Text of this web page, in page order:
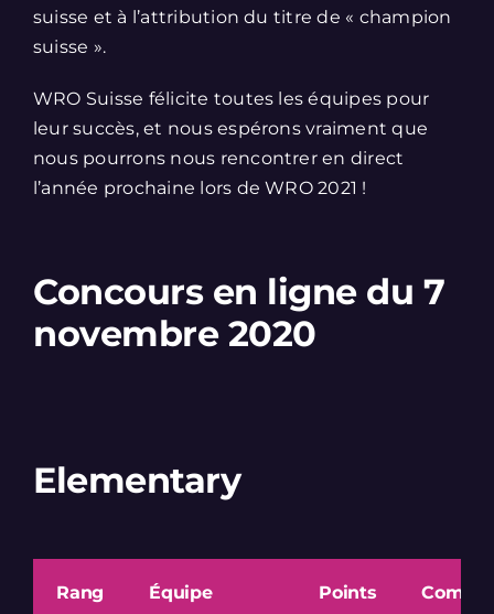
suisse et à l’attribution du titre de « champion
suisse ».
WRO Suisse félicite toutes les équipes pour
leur succès, et nous espérons vraiment que
nous pourrons nous rencontrer en direct
l’année prochaine lors de WRO 2021 !
Concours en ligne du 7
novembre 2020
Elementary
Rang Équipe Points